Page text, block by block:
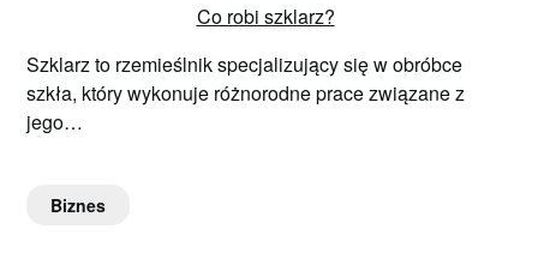
Co robi szklarz?
Szklarz to rzemieślnik specjalizujący się w obróbce
szkła, który wykonuje różnorodne prace związane z
jego…
Biznes